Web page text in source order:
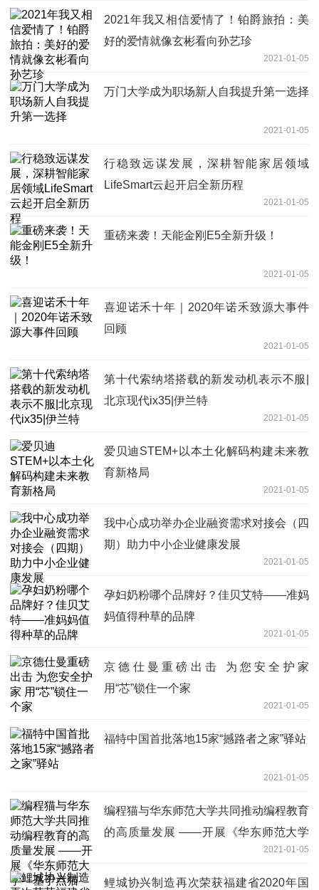
2021年我又相信爱情了！铂爵旅拍：美
好的爱情就像玄彬看向孙艺珍
2021-01-05
万门大学成为职场新人自我提升第一选择
2021-01-05
行稳致远谋发展，深耕智能家居领域
LifeSmart云起开启全新历程
2021-01-05
重磅来袭！天能金刚E5全新升级！
2021-01-05
喜迎诺禾十年｜2020年诺禾致源大事件
回顾
2021-01-05
第十代索纳塔搭载的新发动机表示不服|
北京现代ix35|伊兰特
2021-01-05
爱贝迪STEM+以本土化解码构建未来教
育新格局
2021-01-05
我中心成功举办企业融资需求对接会（四
期）助力中小企业健康发展
2021-01-05
孕妇奶粉哪个品牌好？佳贝艾特——准妈
妈值得种草的品牌
2021-01-05
京德仕曼重磅出击 为您安全护家
用“芯”锁住一个家
2021-01-05
福特中国首批落地15家“撼路者之家”驿站
2021-01-05
编程猫与华东师范大学共同推动编程教育
的高质量发展 ——开展《华东师范大学
—基于点猫KITTEN计算思维课程开发》
结题报告会
2021-01-05
鲤城协兴制造再次荣获福建省2020年国